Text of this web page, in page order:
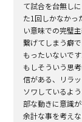
て試合を台無し
た1 回しかなかっ
い意味での完璧
繋げてしまう癖で
もったいないです
もしそういう思
信がある、リラ
ソワしているよ
部な動きに意識
余計な事を考え